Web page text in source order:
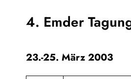
4. Emder
23.-25. März 2003